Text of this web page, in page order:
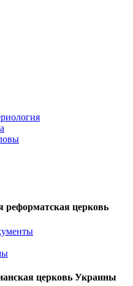
реформатская церковь
церковь Украины